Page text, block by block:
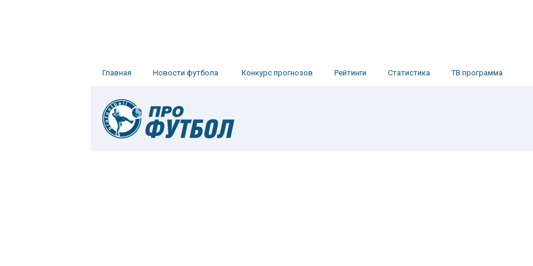
Главная Новости футбола Конкурс прогнозов Рейтинги Статистика ТВ программа